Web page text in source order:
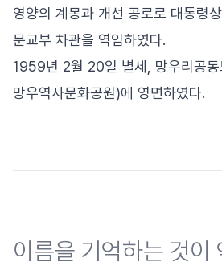
영양의 계몽과 개선 공로로 대통령
문교부 차관을 역임하였다.
1959년 2월 20일 별세, 망우리공동
망우역사문화공원)에 영면하였다.
이름을 기억하는 것이